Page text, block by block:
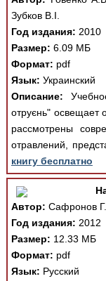
Зубков В.І.
Год издания: 2010
Размер: 6.09 МБ
Формат: pdf
Язык: Украинский
Описание:
отруєнь" освещает
рассмотрены
отравлений,
книгу бесплатно
Автор: Сафронов
Год издания: 2012
Размер: 12.33 МБ
Формат: pdf
Язык: Русский